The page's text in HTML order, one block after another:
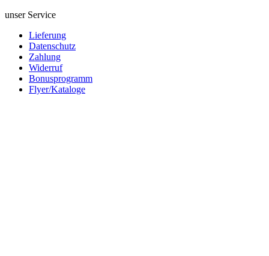
unser Service
Lieferung
Datenschutz
Zahlung
Widerruf
Bonusprogramm
Flyer/Kataloge